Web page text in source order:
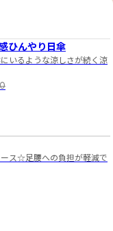
ひんやり日傘
いるような涼しさが続く涼
ス☆足腰への負担が軽減で